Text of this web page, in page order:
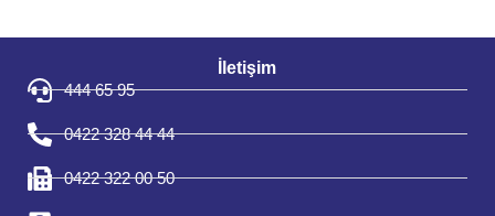
İletişim
444 65 95
0422 328 44 44
0422 322 00 50